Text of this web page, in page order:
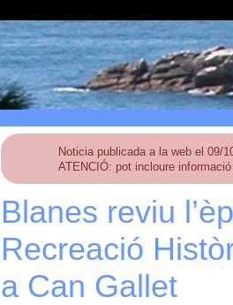
Noticia publicada a la web el 09/
ATENCIÓ: pot incloure
Blanes reviu
Recreació
a Can Gallet